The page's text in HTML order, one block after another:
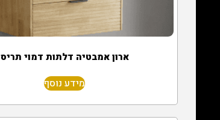
ארון אמבטיה דלתות דמוי תריס
מידע נוסף